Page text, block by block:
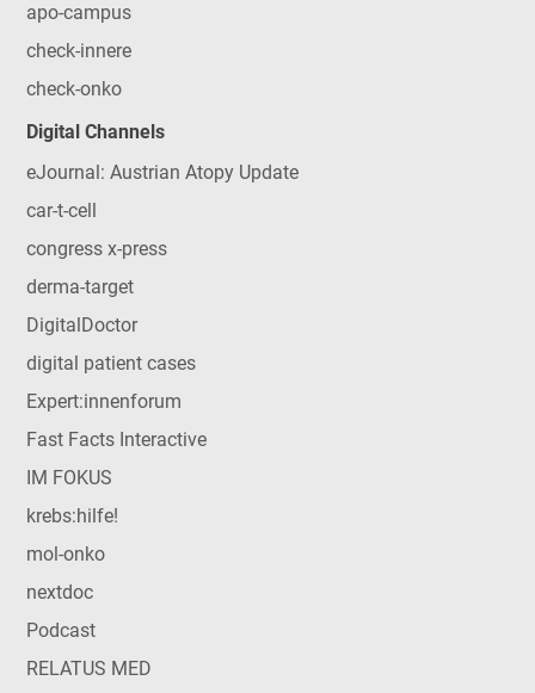
apo-campus
check-innere
check-onko
Digital Channels
eJournal: Austrian Atopy Update
car-t-cell
congress x-press
derma-target
DigitalDoctor
digital patient cases
Expert:innenforum
Fast Facts Interactive
IM FOKUS
krebs:hilfe!
mol-onko
nextdoc
Podcast
RELATUS MED